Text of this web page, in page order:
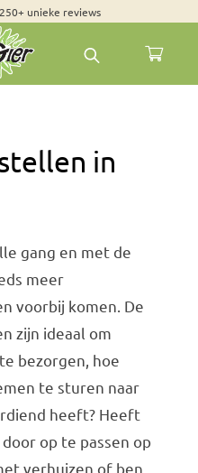
unieke reviews
in
gang en met de
meer
voorbij komen. De
zijn ideaal om
bezorgen, hoe
te sturen naar
heeft? Heeft
op te passen op
verhuizen of ben